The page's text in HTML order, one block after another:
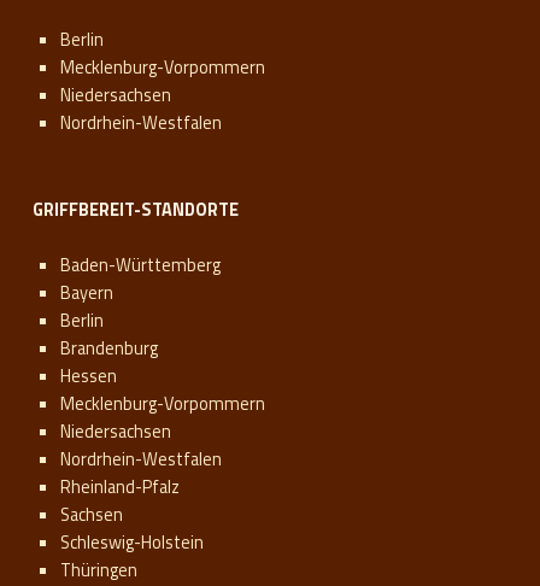
Berlin
Mecklenburg-Vorpommern
Niedersachsen
Nordrhein-Westfalen
GRIFFBEREIT-STANDORTE
Baden-Württemberg
Bayern
Berlin
Brandenburg
Hessen
Mecklenburg-Vorpommern
Niedersachsen
Nordrhein-Westfalen
Rheinland-Pfalz
Sachsen
Schleswig-Holstein
Thüringen